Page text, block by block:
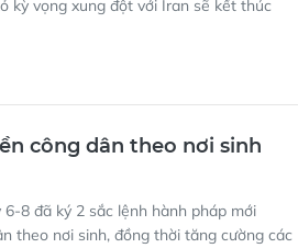
kỳ vọng xung đột với Iran sẽ kết thúc
công dân theo nơi sinh
8 đã ký 2 sắc lệnh hành pháp mới
theo nơi sinh, đồng thời tăng cường các